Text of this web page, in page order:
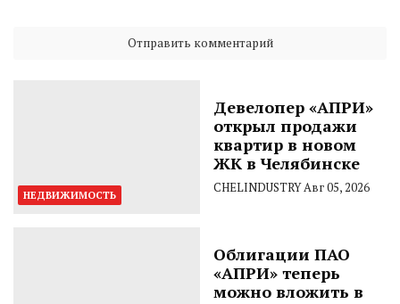
НЕДВИЖИМОСТЬ
Девелопер «АПРИ»
открыл продажи
квартир в новом
ЖК в Челябинске
CHELINDUSTRYАвг 05, 2026
Облигации ПАО
«АПРИ» теперь
можно вложить в